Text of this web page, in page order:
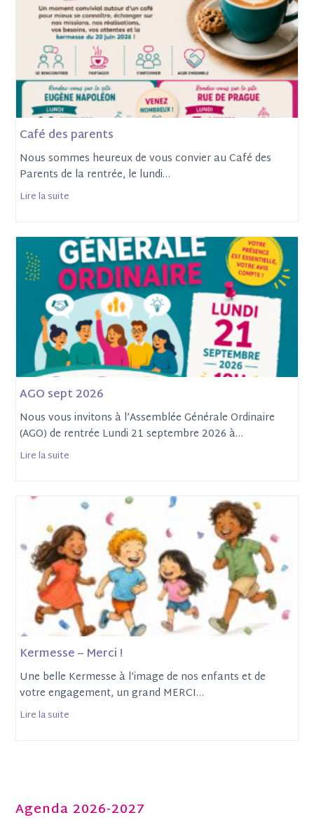
Café des parents
Nous sommes heureux de vous convier au Café des
Parents de la rentrée, le lundi…
Lire la suite
AGO sept 2026
Nous vous invitons à l’Assemblée Générale Ordinaire
(AGO) de rentrée Lundi 21 septembre 2026 à…
Lire la suite
Kermesse – Merci !
Une belle Kermesse à l’image de nos enfants et de
votre engagement, un grand MERCI…
Lire la suite
Agenda 2026-2027